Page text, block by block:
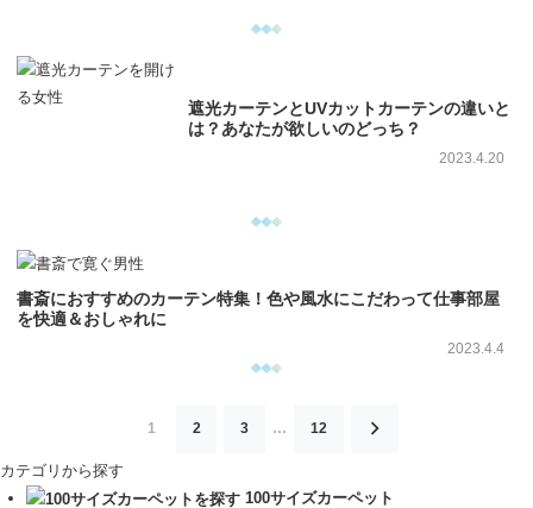
遮光カーテンとUVカットカーテンの違いと
は？あなたが欲しいのどっち？
2023.4.20
書斎におすすめのカーテン特集！色や風水にこだわって仕事部屋
を快適＆おしゃれに
2023.4.4
の
1 2 3 … 12
カテゴリから探す
100サイズカーペット